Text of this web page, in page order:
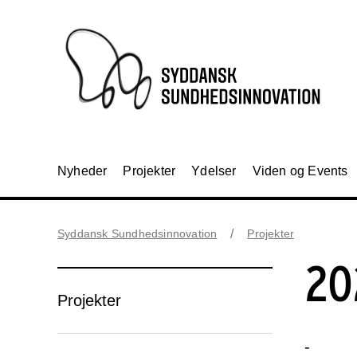
Nyheder Projekter Ydelser Viden og Events
Syddansk Sundhedsinnovation Projekter
Projekter
-